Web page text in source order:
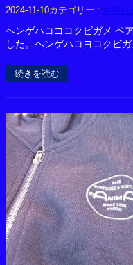
2024-11-10カテゴリー : お知ら
ヘンゲハコヨコクビガメ ペ
した。ヘンゲハコヨコクビ
続きを読む